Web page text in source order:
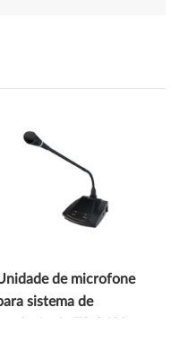
de microfone
sistema de